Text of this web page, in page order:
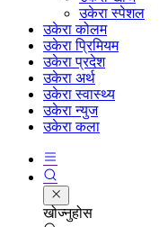
उकेरा स्पेशल
उकेरा कोलम
उकेरा प्रिमियम
उकेरा प्रदेश
उकेरा अर्थ
उकेरा स्वास्थ्य
उकेरा न्युज
उकेरा कला
खोज्नुहोस